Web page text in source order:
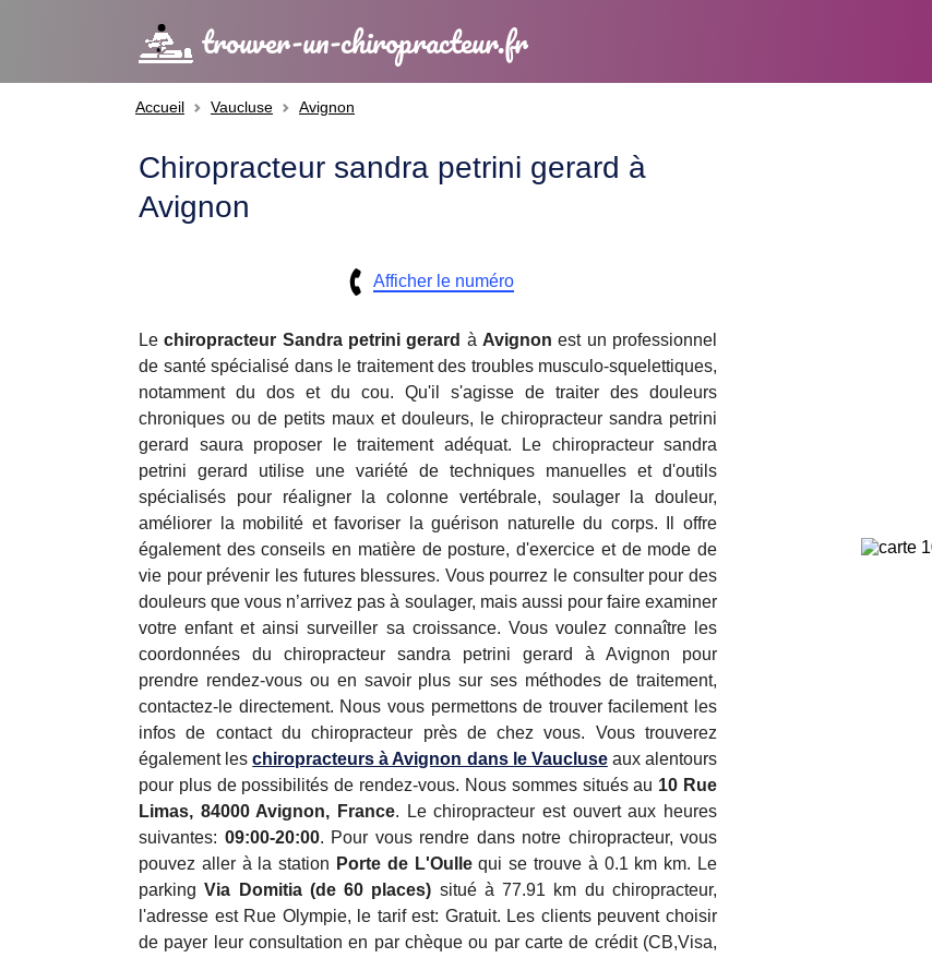
trouver-un-chiropracteur.fr
Accueil Vaucluse Avignon
Chiropracteur sandra petrini gerard à
Avignon
Afficher le numéro
Lechiropracteur Sandra petrini gerard à Avignon est un professionnel
de santé spécialisé dans le traitement des troubles musculo-squelettiques,
notamment du dos et du cou. Qu'il s'agisse de traiter des douleurs
chroniques ou de petits maux et douleurs, le chiropracteur sandra petrini
gerard saura proposer le traitement adéquat. Le chiropracteur sandra
petrini gerard utilise une variété de techniques manuelles et d'outils
spécialisés pour réaligner la colonne vertébrale, soulager la douleur,
améliorer la mobilité et favoriser la guérison naturelle du corps. Il offre
également des conseils en matière de posture, d'exercice et de mode de
vie pour prévenir les futures blessures. Vous pourrez le consulter pour des
douleurs que vous n’arrivez pas à soulager, mais aussi pour faire examiner
votre enfant et ainsi surveiller sa croissance. Vous voulez connaître les
coordonnées du chiropracteur sandra petrini gerard à Avignon pour
prendre rendez-vous ou en savoir plus sur ses méthodes de traitement,
contactez-le directement. Nous vous permettons de trouver facilement les
infos de contact du chiropracteur près de chez vous. Vous trouverez
également leschiropracteurs à Avignon dans le Vaucluseaux alentours
pour plus de possibilités de rendez-vous. Nous sommes situés au 10 Rue
Limas, 84000 Avignon, France. Le chiropracteur est ouvert aux heures
suivantes: 09:00-20:00. Pour vous rendre dans notre chiropracteur, vous
pouvez aller à la station Porte de L'Oullequi se trouve à 0.1 km km. Le
parkingVia Domitia (de 60 places) situé à 77.91 km du chiropracteur,
l'adresse est Rue Olympie, le tarif est: Gratuit. Les clients peuvent choisir
de payer leur consultation en par chèque ou par carte de crédit (CB,Visa,